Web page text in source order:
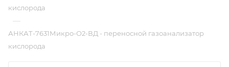
кислорода
—
АНКАТ-7631Микро-О2-ВД - переносной газоанализатор
кислорода